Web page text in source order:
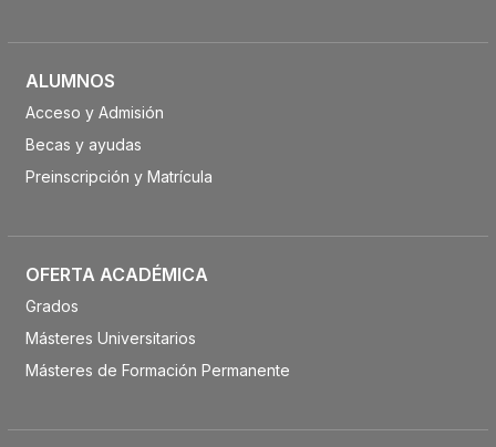
ALUMNOS
Acceso y Admisión
Becas y ayudas
Preinscripción y Matrícula
OFERTA ACADÉMICA
Grados
Másteres Universitarios
Másteres de Formación Permanente